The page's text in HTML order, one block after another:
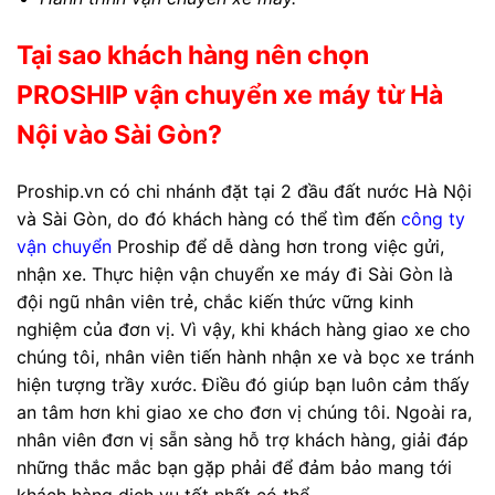
Tại sao khách hàng nên chọn
PROSHIP vận chuyển xe máy từ Hà
Nội vào Sài Gòn?
Proship.vn có chi nhánh đặt tại 2 đầu đất nước Hà Nội
và Sài Gòn, do đó khách hàng có thể tìm đến công ty
vận chuyển Proship để dễ dàng hơn trong việc gửi,
nhận xe. Thực hiện vận chuyển xe máy đi Sài Gòn là
đội ngũ nhân viên trẻ, chắc kiến thức vững kinh
nghiệm của đơn vị. Vì vậy, khi khách hàng giao xe cho
chúng tôi, nhân viên tiến hành nhận xe và bọc xe tránh
hiện tượng trầy xước. Điều đó giúp bạn luôn cảm thấy
an tâm hơn khi giao xe cho đơn vị chúng tôi. Ngoài ra,
nhân viên đơn vị sẵn sàng hỗ trợ khách hàng, giải đáp
những thắc mắc bạn gặp phải để đảm bảo mang tới